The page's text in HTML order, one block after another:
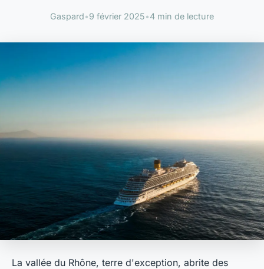
Gaspard•9 février 2025•4 min de lecture
La vallée du Rhône, terre d'exception, abrite des